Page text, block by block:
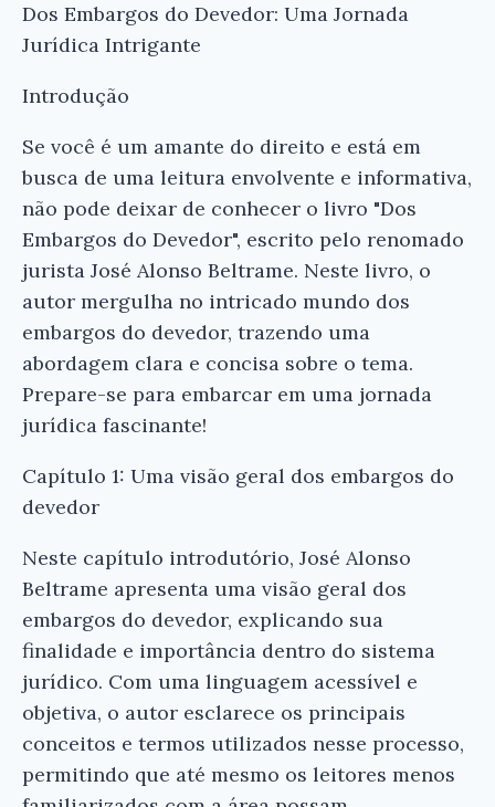
Dos Embargos do Devedor: Uma Jornada
Jurídica Intrigante
Introdução
Se você é um amante do direito e está em
busca de uma leitura envolvente e informativa,
não pode deixar de conhecer o livro "Dos
Embargos do Devedor", escrito pelo renomado
jurista José Alonso Beltrame. Neste livro, o
autor mergulha no intricado mundo dos
embargos do devedor, trazendo uma
abordagem clara e concisa sobre o tema.
Prepare-se para embarcar em uma jornada
jurídica fascinante!
Capítulo 1: Uma visão geral dos embargos do
devedor
Neste capítulo introdutório, José Alonso
Beltrame apresenta uma visão geral dos
embargos do devedor, explicando sua
finalidade e importância dentro do sistema
jurídico. Com uma linguagem acessível e
objetiva, o autor esclarece os principais
conceitos e termos utilizados nesse processo,
permitindo que até mesmo os leitores menos